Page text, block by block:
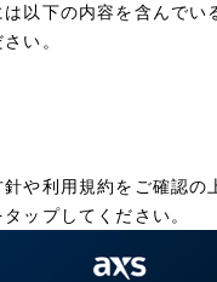
以下の内容を含んでい
い。
や利用規約をご確認の
ップしてください。